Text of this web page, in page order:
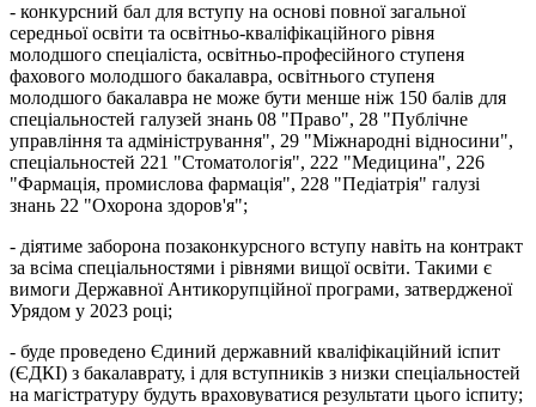
- конкурсний бал для вступу на основі повної загальної
середньої освіти та освітньо-кваліфікаційного рівня
молодшого спеціаліста, освітньо-професійного ступеня
фахового молодшого бакалавра, освітнього ступеня
молодшого бакалавра не може бути менше ніж 150 балів для
спеціальностей галузей знань 08 "Право", 28 "Публічне
управління та адміністрування", 29 "Міжнародні відносини",
спеціальностей 221 "Стоматологія", 222 "Медицина", 226
"Фармація, промислова фармація", 228 "Педіатрія" галузі
знань 22 "Охорона здоров'я";
- діятиме заборона позаконкурсного вступу навіть на контракт
за всіма спеціальностями і рівнями вищої освіти. Такими є
вимоги Державної Антикорупційної програми, затвердженої
Урядом у 2023 році;
- буде проведено Єдиний державний кваліфікаційний іспит
(ЄДКІ) з бакалаврату, і для вступників з низки спеціальностей
на магістратуру будуть враховуватися результати цього іспиту;